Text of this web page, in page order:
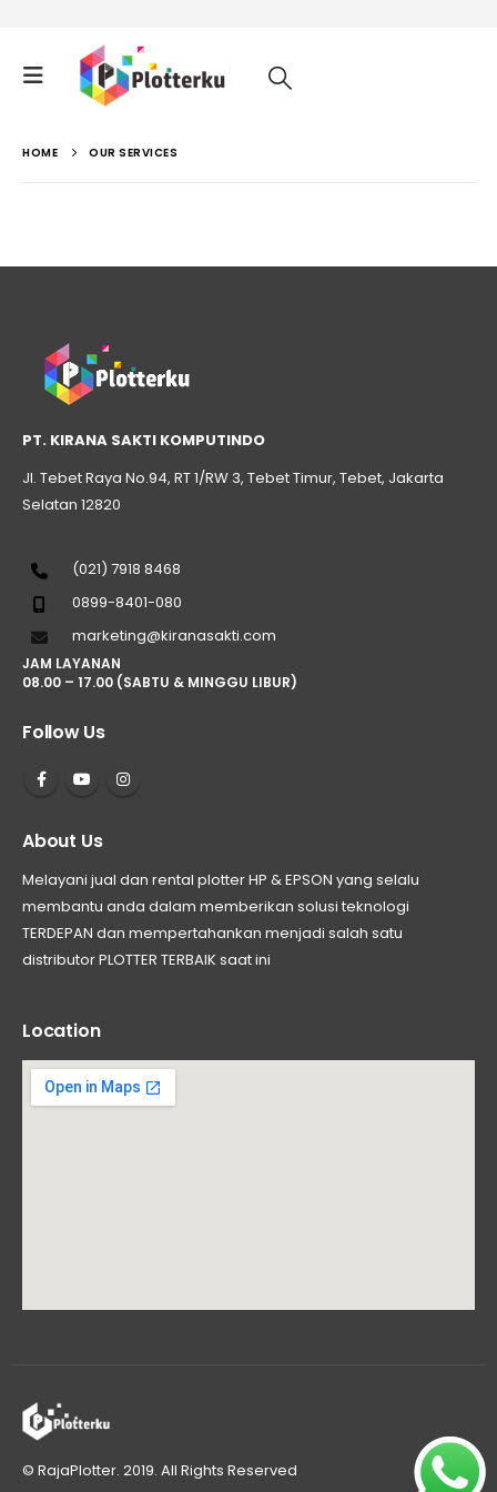
HOME OUR SERVICES
PT. KIRANA SAKTI KOMPUTINDO
Jl. Tebet Raya No.94, RT 1/RW 3, Tebet Timur, Tebet, Jakarta
Selatan 12820
(021) 7918 8468
0899-8401-080
marketing@kiranasakti.com
JAM LAYANAN
08.00 – 17.00 (SABTU & MINGGU LIBUR)
Follow Us
About Us
Melayani jual dan rental plotter HP & EPSON yang selalu
membantu anda dalam memberikan solusi teknologi
TERDEPAN dan mempertahankan menjadi salah satu
distributor PLOTTER TERBAIK saat ini
Location
© RajaPlotter. 2019. All Rights Reserved